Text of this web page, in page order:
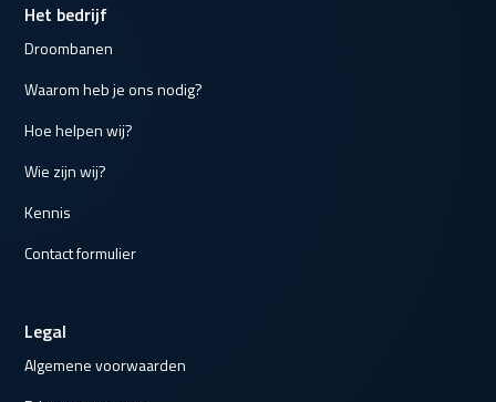
Het bedrijf
Droombanen
Waarom heb je ons nodig?
Hoe helpen wij?
Wie zijn wij?
Kennis
Contact formulier
Legal
Algemene voorwaarden